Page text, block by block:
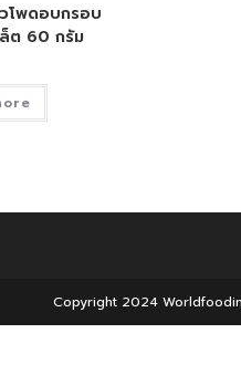
โพดอบกรอบ
ต 60 กรัม
Copyright 2024